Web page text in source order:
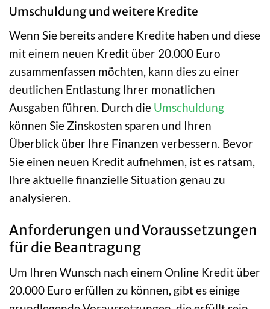
Umschuldung und weitere Kredite
Wenn Sie bereits andere Kredite haben und diese
mit einem neuen Kredit über 20.000 Euro
zusammenfassen möchten, kann dies zu einer
deutlichen Entlastung Ihrer monatlichen
Ausgaben führen. Durch die Umschuldung
können Sie Zinskosten sparen und Ihren
Überblick über Ihre Finanzen verbessern. Bevor
Sie einen neuen Kredit aufnehmen, ist es ratsam,
Ihre aktuelle finanzielle Situation genau zu
analysieren.
Anforderungen und Voraussetzungen
für die Beantragung
Um Ihren Wunsch nach einem Online Kredit über
20.000 Euro erfüllen zu können, gibt es einige